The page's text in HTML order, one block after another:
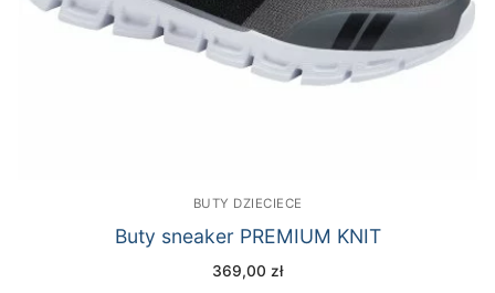
BUTY DZIECIECE
Buty sneaker PREMIUM KNIT
369,00 zł